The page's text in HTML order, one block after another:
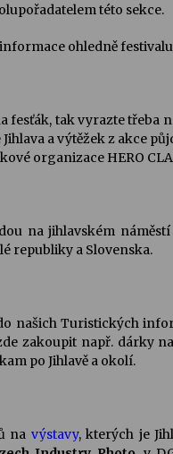
této sekce.
ohledně
fesťák, tak vyrazte třeba
Jihlava a výtěžek z akce
organizace HERO
na jihlavském
republiky a Slovenska.
našich Turistických
zakoupit např. dárky
po Jihlavě a okolí.
na výstavy, kterých je